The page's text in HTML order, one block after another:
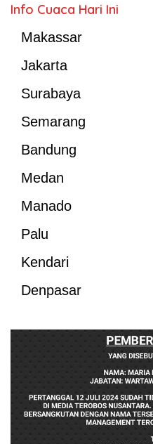
Info Cuaca Hari Ini
Makassar
Jakarta
Surabaya
Semarang
Bandung
Medan
Manado
Palu
Kendari
Denpasar